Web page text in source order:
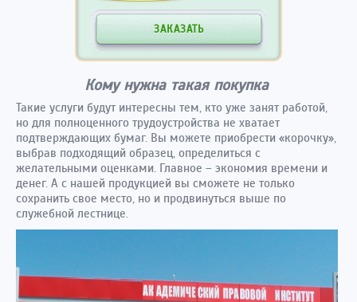
ЗАКАЗАТЬ
Кому нужна такая покупка
Такие услуги будут интересны тем, кто уже занят работой,
но для полноценного трудоустройства не хватает
подтверждающих бумаг. Вы можете приобрести «корочку»,
выбрав подходящий образец, определиться с
желательными оценками. Главное – экономия времени и
денег. А с нашей продукцией вы сможете не только
сохранить свое место, но и продвинуться выше по
служебной лестнице.